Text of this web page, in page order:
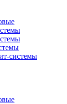
системы